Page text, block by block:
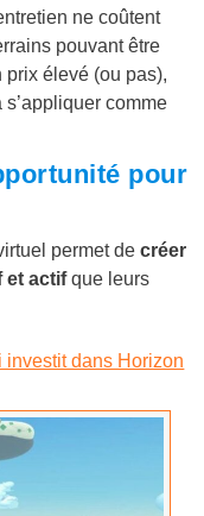
ne coûtent
pouvant être
prix élevé (ou pas),
comme
pour
permet de créer
et actifque leurs
investit dans Horizon